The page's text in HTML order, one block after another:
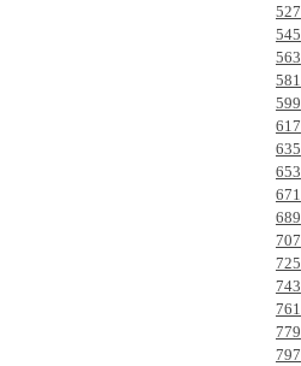
527
545
563
581
599
617
635
653
671
689
707
725
743
761
779
797